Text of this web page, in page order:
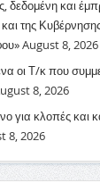
και
της
August 8, 2026
οι Τ/κ που
8, 2026
για κλοπές και
8, 2026